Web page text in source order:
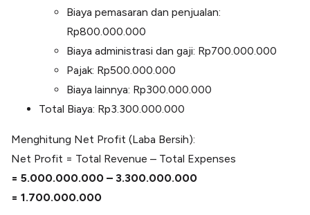
Biaya pemasaran dan penjualan:
Rp800.000.000
Biaya administrasi dan gaji: Rp700.000.000
Pajak: Rp500.000.000
Biaya lainnya: Rp300.000.000
Total Biaya: Rp3.300.000.000
Menghitung Net Profit (Laba Bersih):
Net Profit = Total Revenue – Total Expenses
= 5.000.000.000 – 3.300.000.000
= 1.700.000.000